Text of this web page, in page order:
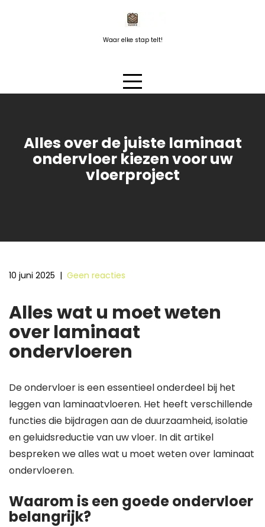
Waar elke stap telt!
Alles over de juiste laminaat
ondervloer kiezen voor uw
vloerproject
10 juni 2025 | Geen reacties
Alles wat u moet weten
over laminaat
ondervloeren
De ondervloer is een essentieel onderdeel bij het
leggen van laminaatvloeren. Het heeft verschillende
functies die bijdragen aan de duurzaamheid, isolatie
en geluidsreductie van uw vloer. In dit artikel
bespreken we alles wat u moet weten over laminaat
ondervloeren.
Waarom is een goede ondervloer
belangrijk?